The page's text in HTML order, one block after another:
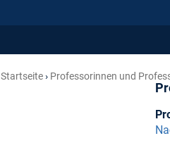
Startseite Professorinnen und